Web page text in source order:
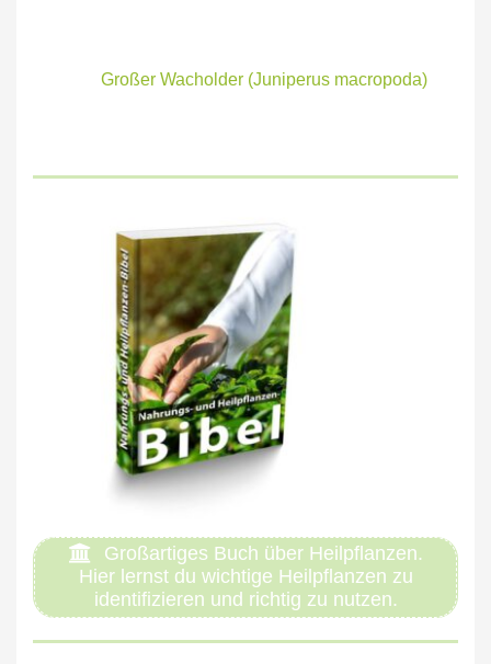
Großer Wacholder (Juniperus macropoda)
Großartiges Buch über Heilpflanzen.
Hier lernst du wichtige Heilpflanzen zu
identifizieren und richtig zu nutzen.